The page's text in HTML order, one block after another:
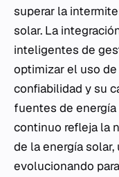
superar la
solar. La
inteligentes de
optimizar el uso
confiabilidad y su
fuentes de
continuo refleja la
de la energía
evolucionando